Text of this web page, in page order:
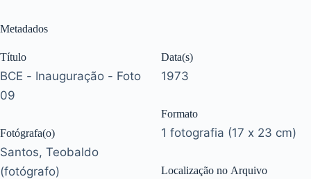
Metadados
Título
BCE - Inauguração - Foto
09
Fotógrafa(o)
Santos, Teobaldo
(fotógrafo)
Data(s)
1973
Formato
1 fotografia (17 x 23 cm)
Localização no Arquivo